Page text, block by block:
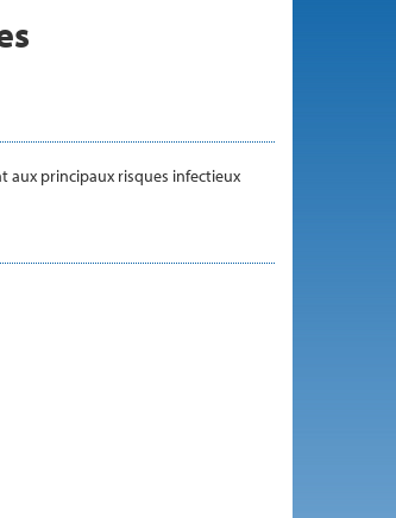
aux principaux risques infectieux